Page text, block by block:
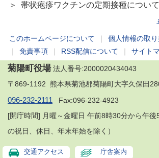
＞ 帯状疱疹ワクチンの定期接種につい
このホームページについて 個人情報の取
免責事項 RSS配信について サイト
菊陽町役場法人番号:2000020434043
〒869-1192 熊本県菊池郡菊陽町大字久保田
096-232-2111 Fax:096-232-4923
[開庁時間] 月曜～金曜日 午前8時30分から午後
の祝日、休日、年末年始を除く）
交通アクセス 庁舎案内